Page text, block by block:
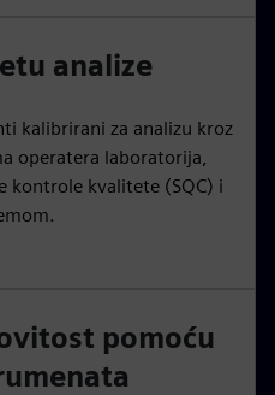
analize
kalibrirani za analizu kroz
operatera laboratorija,
kontrole kvalitete (SQC) i
pomoću